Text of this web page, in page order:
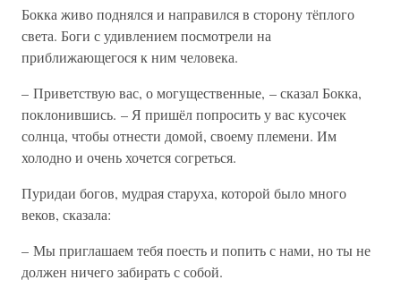
Бокка живо поднялся и направился в сторону тёплого
света. Боги с удивлением посмотрели на
приближающегося к ним человека.
– Приветствую вас, о могущественные, – сказал Бокка,
поклонившись. – Я пришёл попросить у вас кусочек
солнца, чтобы отнести домой, своему племени. Им
холодно и очень хочется согреться.
Пуридаи богов, мудрая старуха, которой было много
веков, сказала:
– Мы приглашаем тебя поесть и попить с нами, но ты не
должен ничего забирать с собой.